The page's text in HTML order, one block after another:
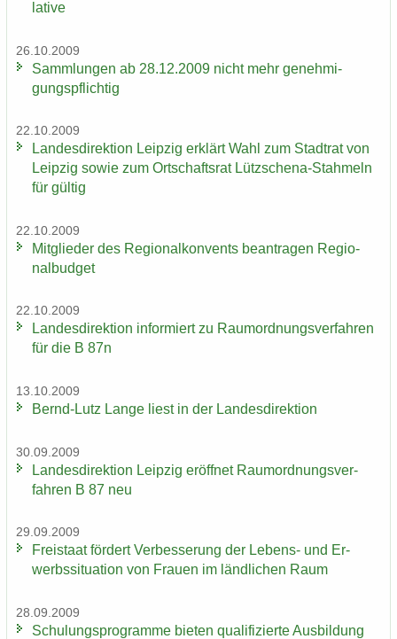
la­ti­ve
26.10.2009
Samm­lun­gen ab 28.12.2009 nicht mehr ge­neh­mi­
gungs­pflich­tig
22.10.2009
Lan­des­di­rek­ti­on Leip­zig er­klärt Wahl zum Stadt­rat von
Leip­zig sowie zum Ort­schafts­rat Lützschena-​Stahmeln
für gül­tig
22.10.2009
Mit­glie­der des Re­gio­nal­kon­vents be­an­tra­gen Re­gio­
nal­bud­get
22.10.2009
Lan­des­di­rek­ti­on in­for­miert zu Raum­ord­nungs­ver­fah­ren
für die B 87n
13.10.2009
Bernd-​Lutz Lange liest in der Lan­des­di­rek­ti­on
30.09.2009
Lan­des­di­rek­ti­on Leip­zig er­öff­net Raum­ord­nungs­ver­
fah­ren B 87 neu
29.09.2009
Frei­staat för­dert Ver­bes­se­rung der Lebens-​ und Er­
werbs­si­tua­ti­on von Frau­en im länd­li­chen Raum
28.09.2009
Schu­lungs­pro­gram­me bie­ten qua­li­fi­zier­te Aus­bil­dung